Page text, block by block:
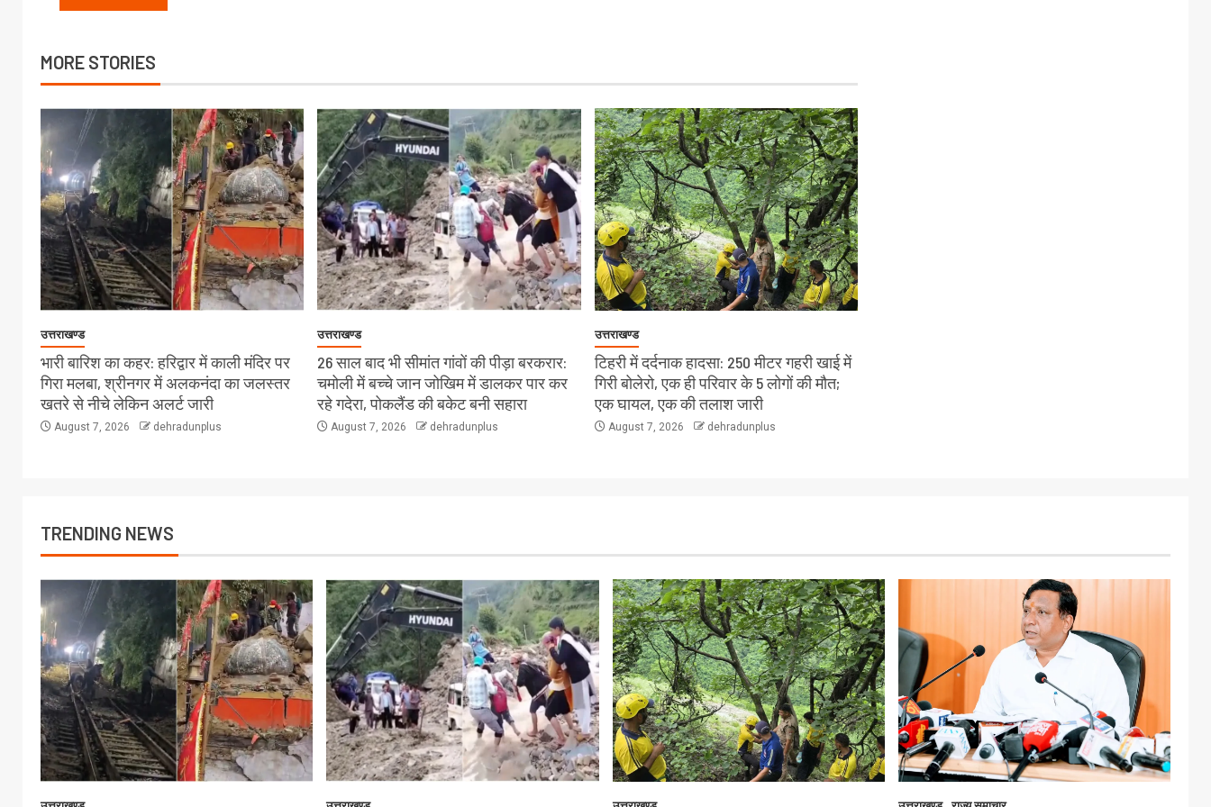
MORE STORIES
उत्तराखण्ड
भारी बारिश का कहर: हरिद्वार में काली मंदिर पर
गिरा मलबा, श्रीनगर में अलकनंदा का जलस्तर
खतरे से नीचे लेकिन अलर्ट जारी
August 7, 2026 dehradunplus
उत्तराखण्ड
26 साल बाद भी सीमांत गांवों की पीड़ा बरकरार:
चमोली में बच्चे जान जोखिम में डालकर पार कर
रहे गदेरा, पोकलैंड की बकेट बनी सहारा
August 7, 2026 dehradunplus
उत्तराखण्ड
टिहरी में दर्दनाक हादसा: 250 मीटर गहरी खाई में
गिरी बोलेरो, एक ही परिवार के 5 लोगों की मौत;
एक घायल, एक की तलाश जारी
August 7, 2026 dehradunplus
TRENDING NEWS